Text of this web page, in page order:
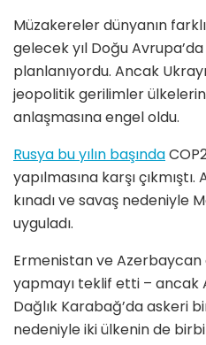
Müzakereler dünyanın
gelecek yıl Doğu
planlanıyordu. Ancak
jeopolitik gerilimler
anlaşmasına engel oldu.
Rusya bu yılın başında
yapılmasına karşı çıkmıştı.
kınadı ve savaş nedeniyle
uyguladı.
Ermenistan ve Azerbaycan
yapmayı teklif etti – ancak
Dağlık Karabağ’da askeri
nedeniyle iki ülkenin de